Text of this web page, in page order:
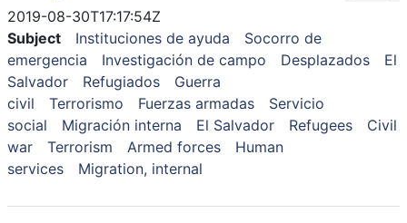
2019-08-30T17:17:54Z
Subject
Instituciones de ayuda
Socorro de
emergencia
Investigación de campo Desplazados
El
Salvador
Refugiados
Guerra
civil
Terrorismo Fuerzas armadas
Servicio
social
Migración interna El Salvador Refugees
Civil
war
Terrorism Armed forces
Human
services
Migration, internal